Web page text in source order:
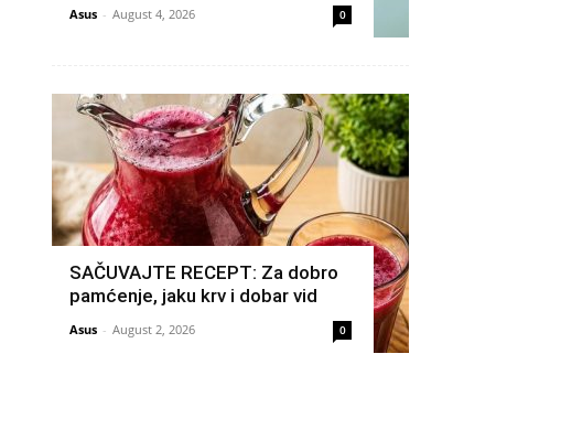
Asus - August 4, 2026 0
SAČUVAJTE RECEPT: Za dobro
pamćenje, jaku krv i dobar vid
Asus - August 2, 2026 0